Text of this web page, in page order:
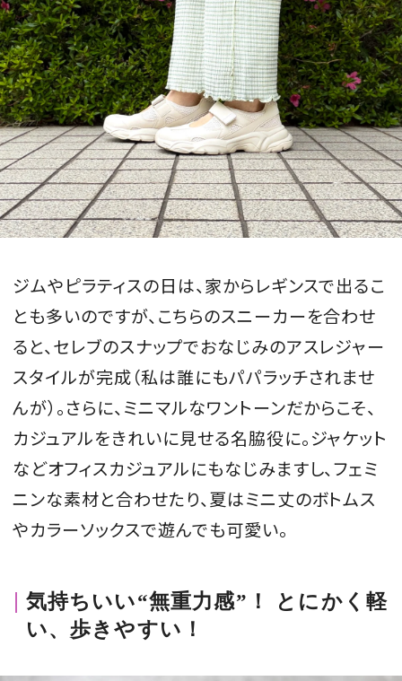
ジムやピラティスの日は、家からレギンスで出るこ
とも多いのですが、こちらのスニーカーを合わせ
ると、セレブのスナップでおなじみのアスレジャー
スタイルが完成（私は誰にもパパラッチされませ
んが）。さらに、ミニマルなワントーンだからこそ、
カジュアルをきれいに見せる名脇役に。ジャケット
などオフィスカジュアルにもなじみますし、フェミ
ニンな素材と合わせたり、夏はミニ丈のボトムス
やカラーソックスで遊んでも可愛い。
気持ちいい“無重力感”！ とにかく軽
い、歩きやすい！